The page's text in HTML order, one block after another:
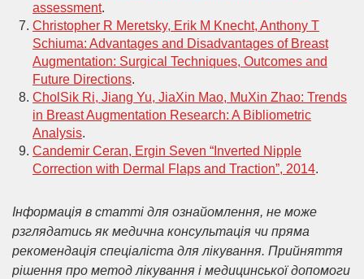
assessment.
Christopher R Meretsky, Erik M Knecht, Anthony T
Schiuma: Advantages and Disadvantages of Breast
Augmentation: Surgical Techniques, Outcomes and
Future Directions.
CholSik Ri, Jiang Yu, JiaXin Mao, MuXin Zhao: Trends
in Breast Augmentation Research: A Bibliometric
Analysis.
Candemir Ceran, Ergin Seven “Inverted Nipple
Correction with Dermal Flaps and Traction”, 2014.
Інформація в статті для ознайомлення, не може
рзглядатись як медична консультація чи пряма
рекомендація спеціаліста для лікування. Прийняття
рішення про метод лікування і медицинської допомоги